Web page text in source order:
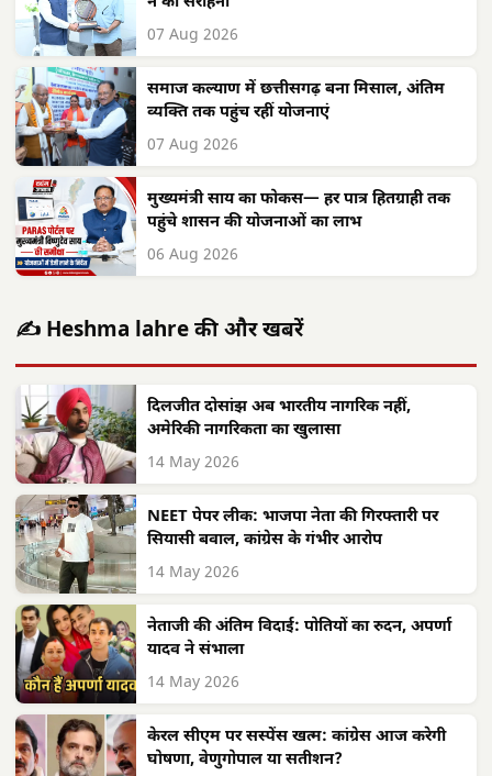
07 Aug 2026
समाज कल्याण में छत्तीसगढ़ बना मिसाल, अंतिम
व्यक्ति तक पहुंच रहीं योजनाएं
07 Aug 2026
मुख्यमंत्री साय का फोकस— हर पात्र हितग्राही तक
पहुंचे शासन की योजनाओं का लाभ
06 Aug 2026
✍️ Heshma lahre की और खबरें
दिलजीत दोसांझ अब भारतीय नागरिक नहीं,
अमेरिकी नागरिकता का खुलासा
14 May 2026
NEET पेपर लीक: भाजपा नेता की गिरफ्तारी पर
सियासी बवाल, कांग्रेस के गंभीर आरोप
14 May 2026
नेताजी की अंतिम विदाई: पोतियों का रुदन, अपर्णा
यादव ने संभाला
14 May 2026
केरल सीएम पर सस्पेंस खत्म: कांग्रेस आज करेगी
घोषणा, वेणुगोपाल या सतीशन?